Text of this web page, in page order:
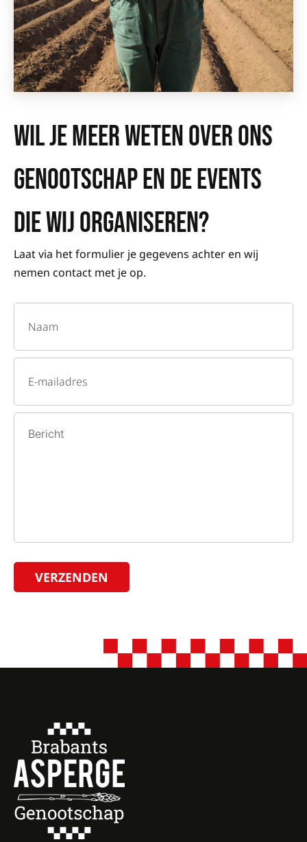
WIL JE MEER WETEN OVER ONS
GENOOTSCHAP EN DE EVENTS
DIE WIJ ORGANISEREN?
Laat via het formulier je gegevens achter en wij
nemen contact met je op.